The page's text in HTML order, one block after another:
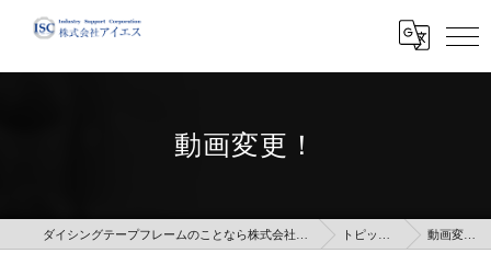
動画変更！
トピックス 動画変更！